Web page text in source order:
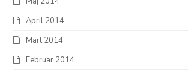
April 2014
Mart 2014
Februar 2014